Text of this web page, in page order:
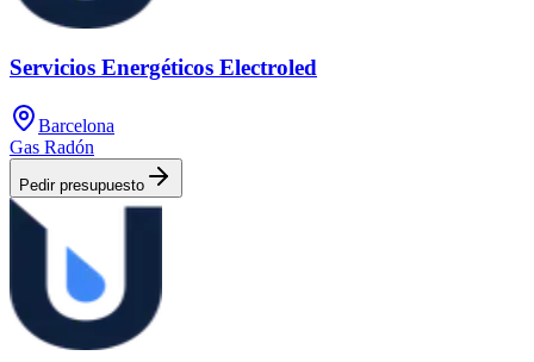
Servicios Energéticos Electroled
Barcelona
Gas Radón
Pedir presupuesto